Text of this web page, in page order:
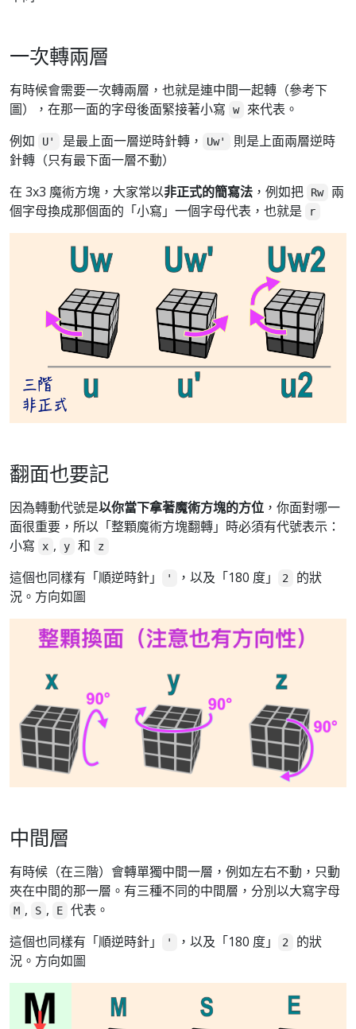
一次轉兩層
有時候會需要一次轉兩層，也就是連中間一起轉（參考下
圖），在那一面的字母後面緊接著小寫
w
來代表。
例如
U' 是最上面一層逆時針轉， Uw'
則是上面兩層逆時
針轉（只有最下面一層不動）
在 3x3 魔術方塊，大家常以非正式的簡寫法 ，例如把 Rw
兩
個字母換成那個面的「小寫」一個字母代表，也就是
r
翻面也要記
因為轉動代號是以你當下拿著魔術方塊的方位 ，你面對哪一
面很重要，所以「整顆魔術方塊翻轉」時必須有代號表示：
小寫
x , y 和 z
這個也同樣有「順逆時針」 ' ，以及「180 度」 2
的狀
況。方向如圖
中間層
有時候（在三階）會轉單獨中間一層，例如左右不動，只動
夾在中間的那一層。有三種不同的中間層，分別以大寫字母
M , S , E
代表。
這個也同樣有「順逆時針」
' ，以及「180 度」 2
的狀
況。方向如圖